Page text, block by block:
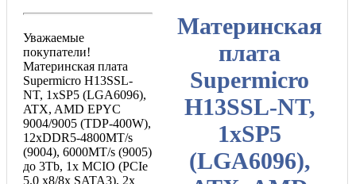
Материнская
плата
Supermicro
H13SSL-NT,
1xSP5
(LGA6096),
Уважаемые
покупатели!
Материнская плата
Supermicro H13SSL-
NT, 1xSP5 (LGA6096),
ATX, AMD EPYC
9004/9005 (TDP-400W),
12xDDR5-4800MT/s
(9004), 6000MT/s (9005)
до 3Tb, 1x MCIO (PCIe
5.0 x8/8x SATA3), 2х